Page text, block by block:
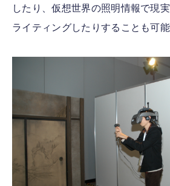
したり、仮想世界の照明情報で現
ライティングしたりすることも可能